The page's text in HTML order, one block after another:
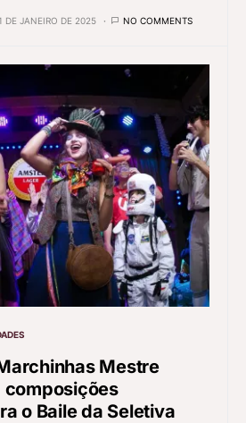
DE JANEIRO DE 2025 NO COMMENTS
Mestre
o Baile da Seletiva